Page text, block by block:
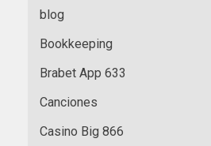
blog
Bookkeeping
Brabet App 633
Canciones
Casino Big 866